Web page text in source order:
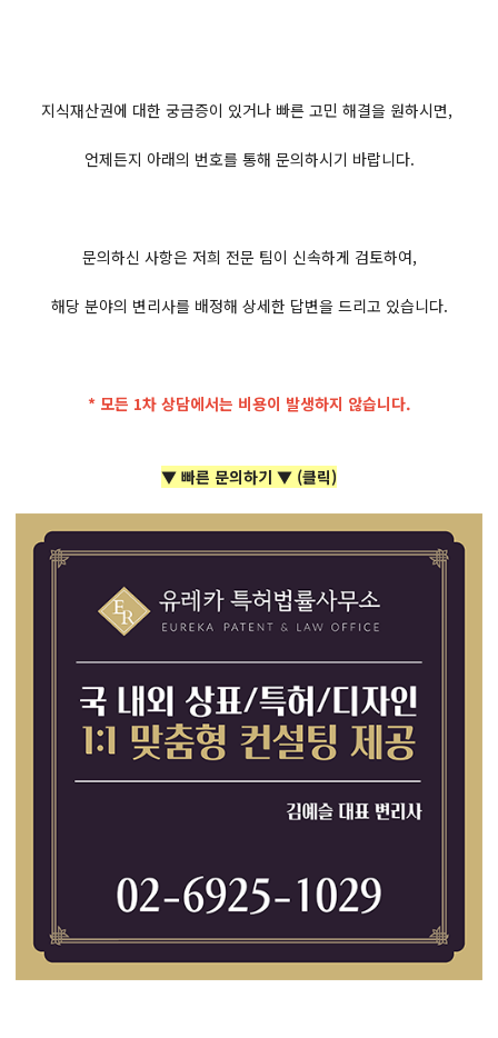
지식재산권에 대한 궁금증이 있거나 빠른 고민 해결을 원하시면,
언제든지 아래의 번호를 통해 문의하시기 바랍니다.
문의하신 사항은 저희 전문 팀이 신속하게 검토하여,
해당 분야의 변리사를 배정해 상세한 답변을 드리고 있습니다.
* 모든 1차 상담에서는 비용이 발생하지 않습니다.
▼ 빠른 문의하기 ▼ (클릭)